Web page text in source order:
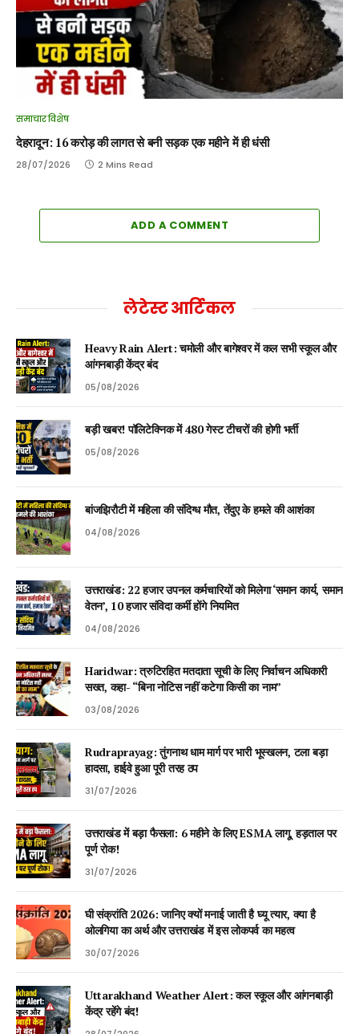
समाचार विशेष
देहरादून: 16 करोड़ की लागत से बनी सड़क एक महीने में ही धंसी
28/07/2026 2 Mins Read
ADD A COMMENT
लेटेस्ट आर्टिकल
Heavy Rain Alert: चमोली और बागेश्वर में कल सभी स्कूल और
आंगनबाड़ी केंद्र बंद
05/08/2026
बड़ी खबर! पॉलिटेक्निक में 480 गेस्ट टीचरों की होगी भर्ती
05/08/2026
बांजझिरौटी में महिला की संदिग्ध मौत, तेंदुए के हमले की आशंका
04/08/2026
उत्तराखंड: 22 हजार उपनल कर्मचारियों को मिलेगा ‘समान कार्य, समान
वेतन’, 10 हजार संविदा कर्मी होंगे नियमित
04/08/2026
Haridwar: त्रुटिरहित मतदाता सूची के लिए निर्वाचन अधिकारी
सख्त, कहा- “बिना नोटिस नहीं कटेगा किसी का नाम”
03/08/2026
Rudraprayag: तुंगनाथ धाम मार्ग पर भारी भूस्खलन, टला बड़ा
हादसा, हाईवे हुआ पूरी तरह ठप
31/07/2026
उत्तराखंड में बड़ा फैसला: 6 महीने के लिए ESMA लागू, हड़ताल पर
पूर्ण रोक!
31/07/2026
घी संक्रांति 2026: जानिए क्यों मनाई जाती है घ्यू त्यार, क्या है
ओलगिया का अर्थ और उत्तराखंड में इस लोकपर्व का महत्व
30/07/2026
Uttarakhand Weather Alert: कल स्कूल और आंगनबाड़ी
केंद्र रहेंगे बंद!